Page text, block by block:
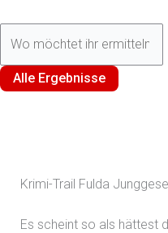
Alle Ergebnisse
Krimi-Trail Fulda
Es scheint so als hättest